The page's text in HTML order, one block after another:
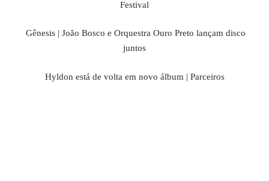
Festival
Gênesis | João Bosco e Orquestra Ouro Preto lançam disco
juntos
Hyldon está de volta em novo álbum | Parceiros